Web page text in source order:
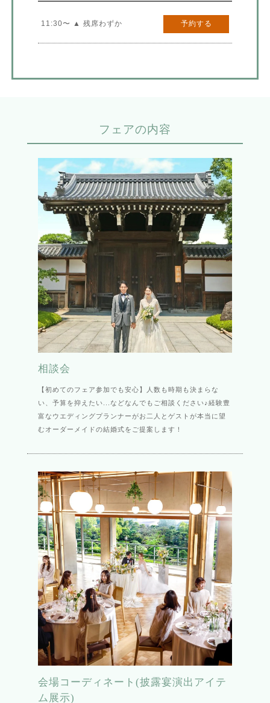
11:30〜 ▲ 残席わずか 予約する
フェアの内容
相談会
【初めてのフェア参加でも安心】人数も時期も決まらな
い、予算を抑えたい...などなんでもご相談ください♪経験豊
富なウエディングプランナーがお二人とゲストが本当に望
むオーダーメイドの結婚式をご提案します！
会場コーディネート(披露宴演出アイテ
ム展示)